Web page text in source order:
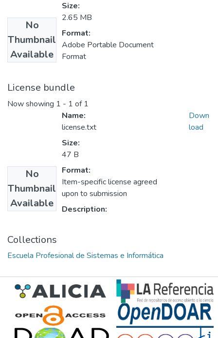
No
Thumbnail
Available
Size:
2.65 MB
Format:
Adobe Portable Document
Format
License bundle
Now showing 1 - 1 of 1
No
Thumbnail
Available
Name:
license.txt
Size:
47 B
Format:
Item-specific license agreed
upon to submission
Description:
Down
load
Collections
Escuela Profesional de Sistemas e Informática